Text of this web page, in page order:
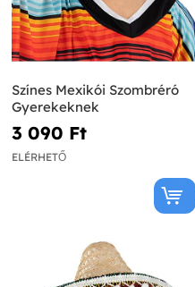
Színes Mexikói Szombréró
Gyerekeknek
3 090 Ft‎
ELÉRHETŐ